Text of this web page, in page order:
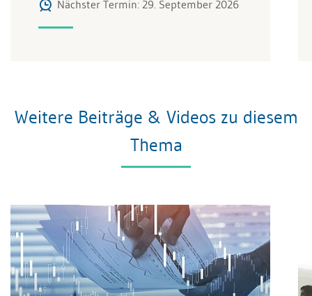
Nächster Termin: 29. September 2026
Weitere Beiträge & Videos zu diesem
Thema